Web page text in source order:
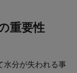
重要性
水分が失われる事